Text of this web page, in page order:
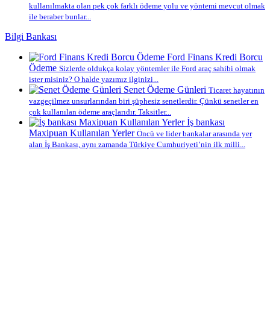
kullanılmakta olan pek çok farklı ödeme yolu ve yöntemi mevcut olmak
ile beraber bunlar...
Bilgi Bankası
Ford Finans Kredi Borcu
Ödeme Sizlerde oldukça kolay yöntemler ile Ford araç sahibi olmak
ister misiniz? O halde yazımız ilginizi...
Senet Ödeme Günleri Ticaret hayatının
vazgeçilmez unsurlarından biri şüphesiz senetlerdir. Çünkü senetler en
çok kullanılan ödeme araçlarıdır. Taksitler...
İş bankası
Maxipuan Kullanılan Yerler Öncü ve lider bankalar arasında yer
alan İş Bankası, aynı zamanda Türkiye Cumhuriyeti’nin ilk milli...